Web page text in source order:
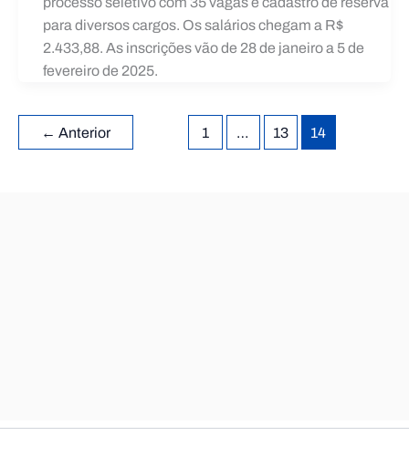
para diversos cargos. Os salários chegam a R$
2.433,88. As inscrições vão de 28 de janeiro a 5 de
fevereiro de 2025.
← Anterior 1 … 13 14